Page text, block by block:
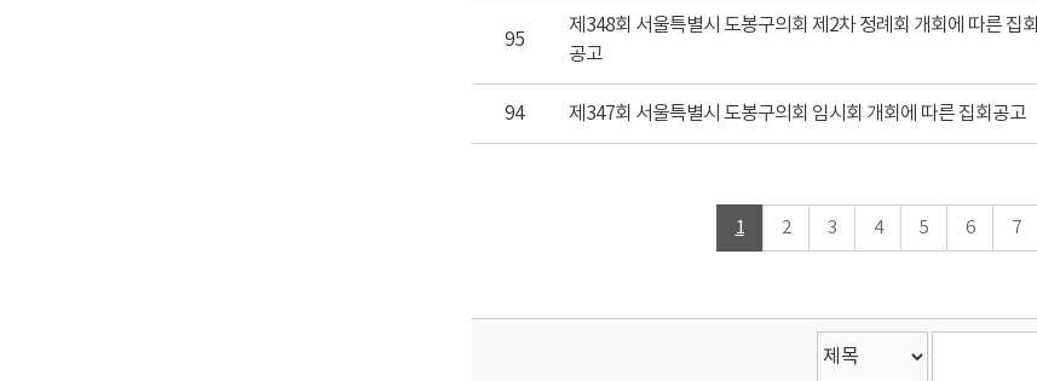
95
제348회 서울특별시 도봉구의회 제2차 정례회 개회에 따른 집회
공고
94 제347회 서울특별시 도봉구의회 임시회 개회에 따른 집회공고
1 2 3 4 5 6 7